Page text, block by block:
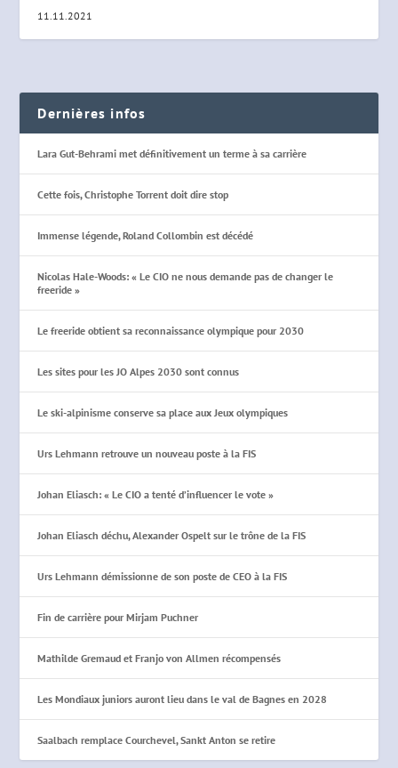
11.11.2021
Dernières infos
Lara Gut-Behrami met définitivement un terme à sa carrière
Cette fois, Christophe Torrent doit dire stop
Immense légende, Roland Collombin est décédé
Nicolas Hale-Woods: « Le CIO ne nous demande pas de changer le
freeride »
Le freeride obtient sa reconnaissance olympique pour 2030
Les sites pour les JO Alpes 2030 sont connus
Le ski-alpinisme conserve sa place aux Jeux olympiques
Urs Lehmann retrouve un nouveau poste à la FIS
Johan Eliasch: « Le CIO a tenté d’influencer le vote »
Johan Eliasch déchu, Alexander Ospelt sur le trône de la FIS
Urs Lehmann démissionne de son poste de CEO à la FIS
Fin de carrière pour Mirjam Puchner
Mathilde Gremaud et Franjo von Allmen récompensés
Les Mondiaux juniors auront lieu dans le val de Bagnes en 2028
Saalbach remplace Courchevel, Sankt Anton se retire